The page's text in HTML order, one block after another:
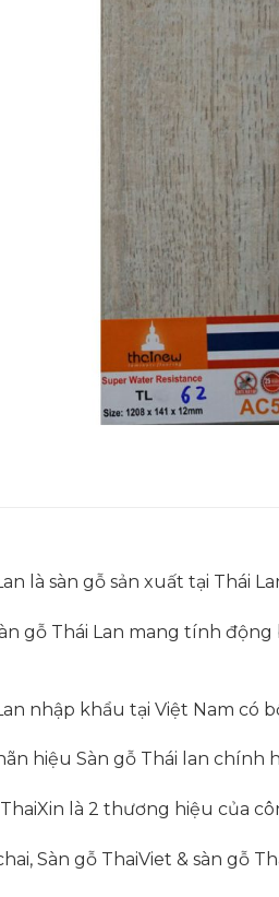
là sàn gỗ sản xuất tại Thái
gỗ Thái Lan mang tính
nhập khẩu tại Việt Nam có
hiệu Sàn gỗ Thái lan
ThaiXin là 2 thương hiệu của
Sàn gỗ ThaiViet & sàn gỗ